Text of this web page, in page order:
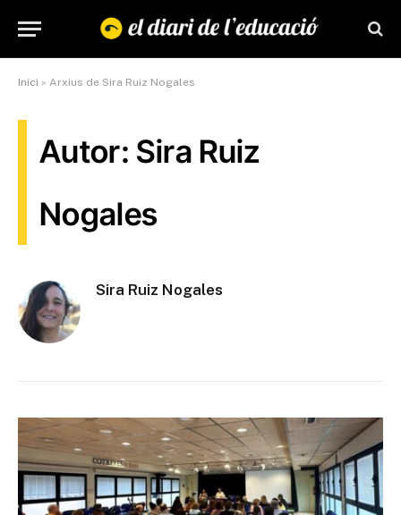
Inici » Arxius de Sira Ruiz Nogales
Autor: Sira Ruiz
Nogales
Sira Ruiz Nogales